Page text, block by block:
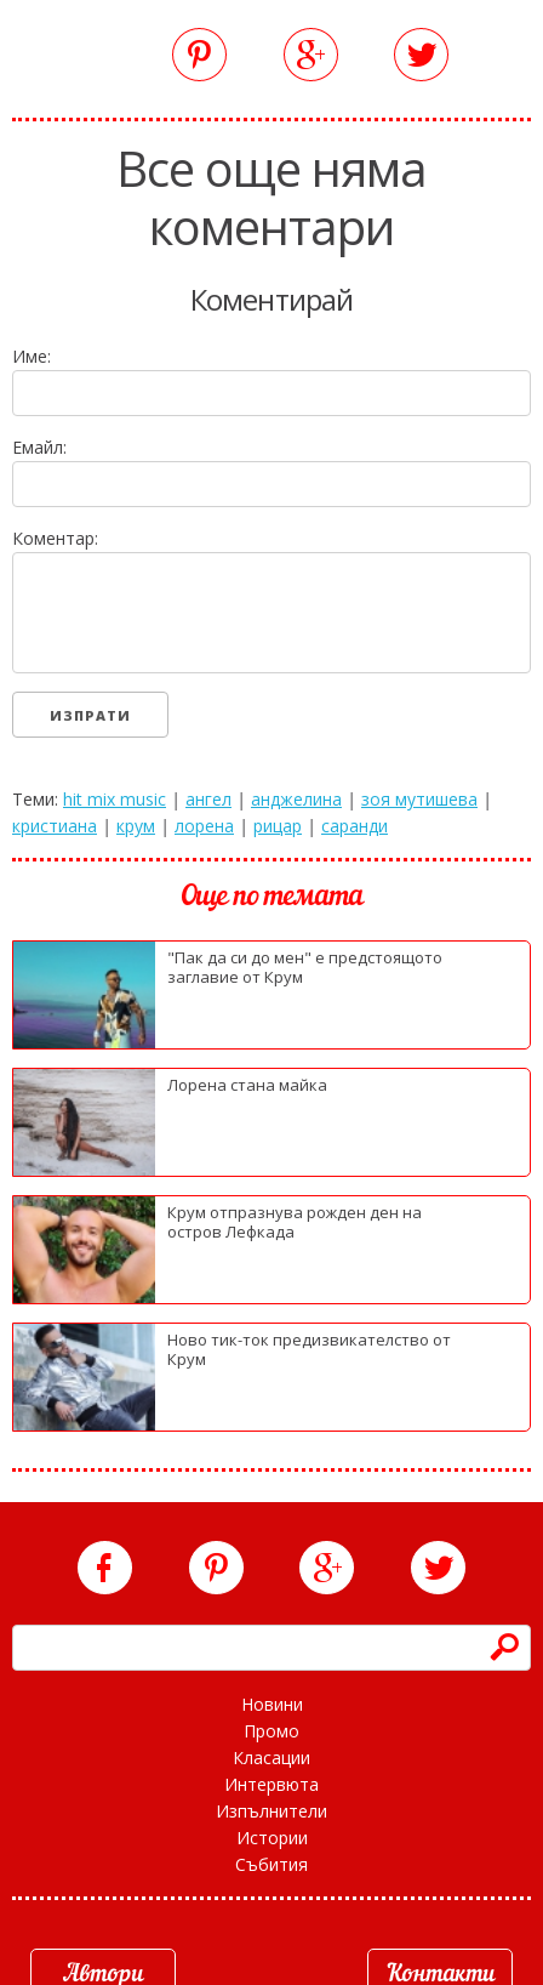
Все още няма
коментари
Коментирай
Име:
Емайл:
Коментар:
Теми: hit mix music | ангел | анджелина | зоя мутишева |
кристиана | крум | лорена | рицар | саранди
Още по темата
"Пак да си до мен" е предстоящото
заглавие от Крум
Лорена стана майка
Крум отпразнува рожден ден на
остров Лефкада
Ново тик-ток предизвикателство от
Крум
h
Новини
Промо
Класации
Интервюта
Изпълнители
Истории
Събития
Автори Контакти